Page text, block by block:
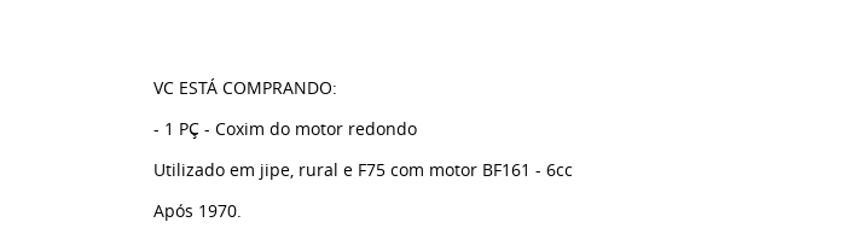
VC ESTÁ COMPRANDO:
- 1 PÇ - Coxim do motor redondo
Utilizado em jipe, rural e F75 com motor BF161 - 6cc
Após 1970.